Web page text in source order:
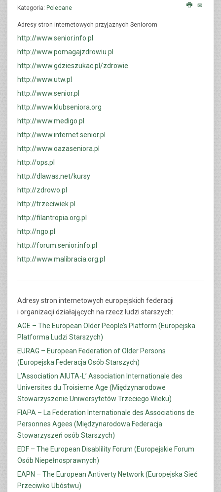
Kategoria: Polecane
Adresy stron internetowych przyjaznych Seniorom
http://www.senior.info.pl
http://www.pomagajzdrowiu.pl
http://www.gdzieszukac.pl/zdrowie
http://www.utw.pl
http://www.senior.pl
http://www.klubseniora.org
http://www.medigo.pl
http://www.internet.senior.pl
http://www.oazaseniora.pl
http://ops.pl
http://dlawas.net/kursy
http://zdrowo.pl
http://trzeciwiek.pl
http://filantropia.org.pl
http://ngo.pl
http://forum.senior.info.pl
http://www.malibracia.org.pl
Adresy stron internetowych europejskich federacji
i organizacji działających na rzecz ludzi starszych:
AGE – The European Older People’s Platform (Europejska
Platforma Ludzi Starszych)
EURAG – European Federation of Older Persons
(Europejska Federacja Osób Starszych)
L’Association AIUTA-L’ Association Internationale des
Universites du Troisieme Age (Międzynarodowe
Stowarzyszenie Uniwersytetów Trzeciego Wieku)
FIAPA – La Federation Internationale des Associations de
Personnes Agees (Międzynarodowa Federacja
Stowarzyszeń osób Starszych)
EDF – The European Disablility Forum (Europejskie Forum
Osób Niepełnosprawnych)
EAPN – The European Antiverty Network (Europejska Sieć
Przeciwko Ubóstwu)